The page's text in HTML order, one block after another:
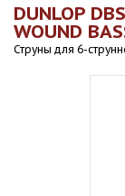
DUNLOP
WOUND
Струны для 6-